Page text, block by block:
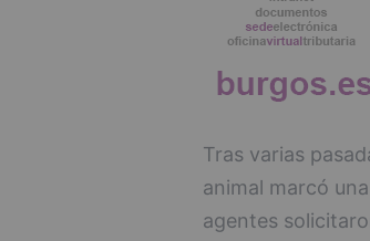
Tras varias
animal marcó
agentes